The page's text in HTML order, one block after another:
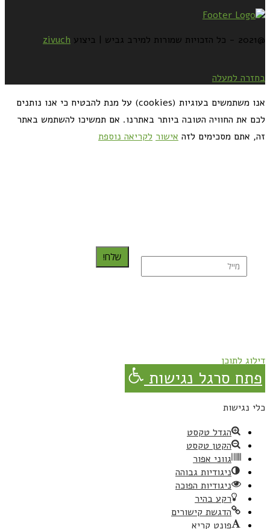
@2021 - כל הזכויות שמורות למירב גביש | ביצוע zivuch
בחזרה למעלה
אנו משתמשים בעוגיות (cookies) על מנת להבטיח כי אנו נותנים
לכם את החוויה הטובה ביותר באתרנו. אם תמשיכו להשתמש באתר
זה, אתם מסכימים לזה אישור לקריאה נוספת
שלח!
דילוג לתוכן
פתח סרגל נגישות
כלי נגישות
הגדל טקסט
הקטן טקסט
גווני אפור
ניגודיות גבוהה
ניגודיות הפוכה
רקע בהיר
הדגשת קישורים
פונט קריא